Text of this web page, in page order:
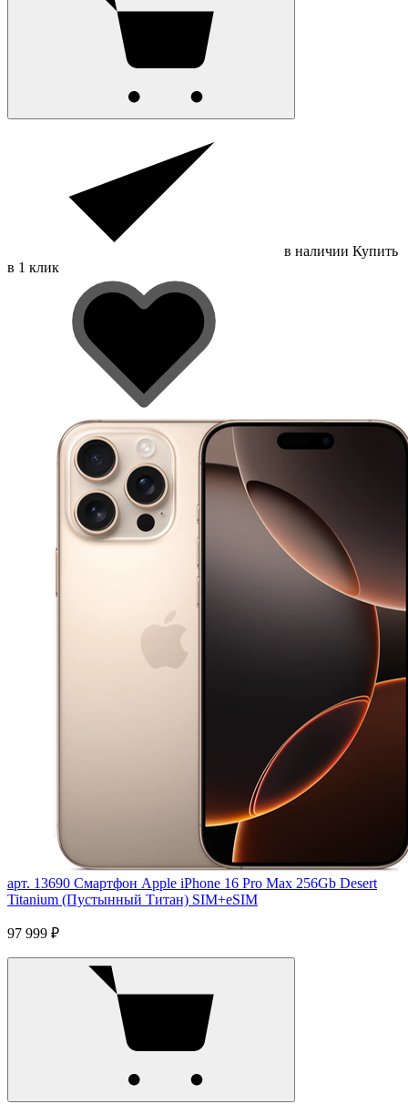
в наличии Купить
в 1 клик
арт. 13690 Смартфон Apple iPhone 16 Pro Max 256Gb Desert
Titanium (Пустынный Титан) SIM+eSIM
97 999 ₽